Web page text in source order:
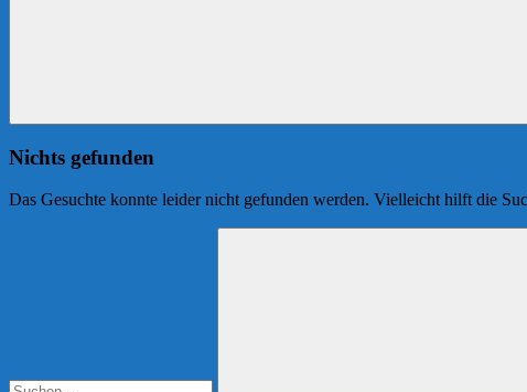
Nichts gefunden
Das Gesuchte konnte leider nicht gefunden werden. Vielleicht hilft die